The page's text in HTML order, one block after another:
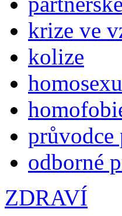
krize ve
kolize
průvodce
odborné
ZDRAVÍ